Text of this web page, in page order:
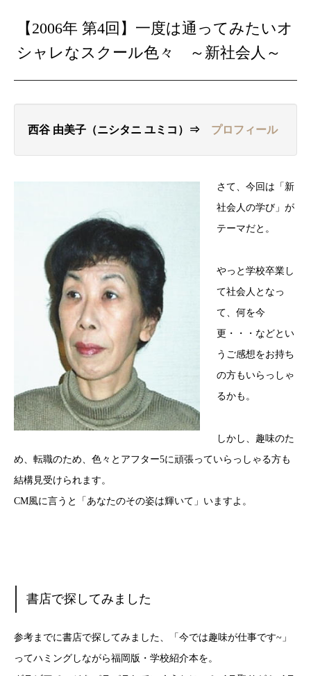
【2006年 第4回】一度は通ってみたいオ
シャレなスクール色々 ～新社会人～
西谷 由美子（ニシタニ ユミコ）⇒ プロフィール
さて、今回は「新
社会人の学び」が
テーマだと。
やっと学校卒業し
て社会人となっ
て、何を今
更・・・などとい
うご感想をお持ち
の方もいらっしゃ
るかも。
しかし、趣味のた
め、転職のため、色々とアフター5に頑張っていらっしゃる方も
結構見受けられます。
CM風に言うと「あなたのその姿は輝いて」いますよ。
書店で探してみました
参考までに書店で探してみました、「今では趣味が仕事です~」
ってハミングしながら福岡版・学校紹介本を。